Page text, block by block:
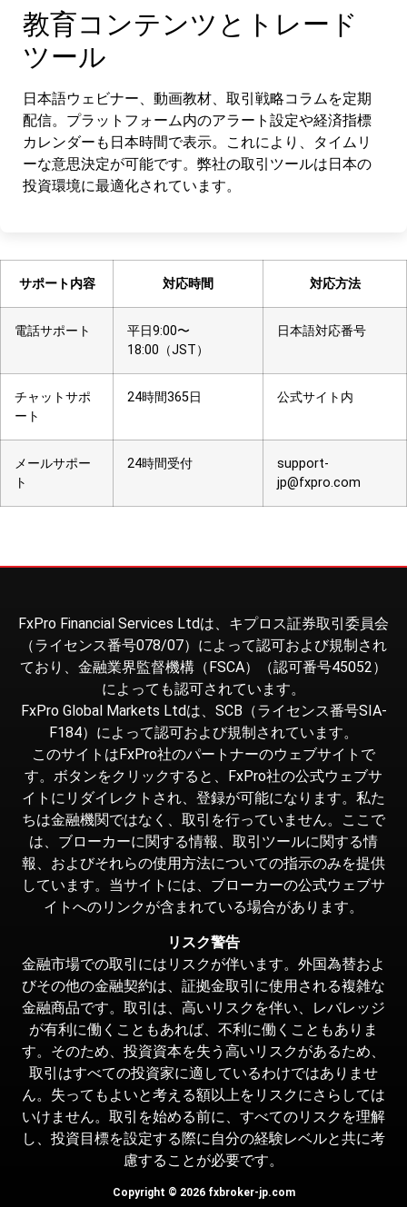
教育コンテンツとトレード
ツール
日本語ウェビナー、動画教材、取引戦略コラムを定期
配信。プラットフォーム内のアラート設定や経済指標
カレンダーも日本時間で表示。これにより、タイムリ
ーな意思決定が可能です。弊社の取引ツールは日本の
投資環境に最適化されています。
サポート内容 対応時間 対応方法
電話サポート
平日9:00〜
18:00（JST）
日本語対応番号
チャットサポ
ート
24時間365日 公式サイト内
メールサポー
ト
24時間受付
support-
jp@fxpro.com
FxPro Financial Services Ltdは、キプロス証券取引委員会
（ライセンス番号078/07）によって認可および規制され
ており、金融業界監督機構（FSCA）（認可番号45052）
によっても認可されています。
FxPro Global Markets Ltdは、SCB（ライセンス番号SIA-
F184）によって認可および規制されています。
このサイトはFxPro社のパートナーのウェブサイトで
す。ボタンをクリックすると、FxPro社の公式ウェブサ
イトにリダイレクトされ、登録が可能になります。私た
ちは金融機関ではなく、取引を行っていません。ここで
は、ブローカーに関する情報、取引ツールに関する情
報、およびそれらの使用方法についての指示のみを提供
しています。当サイトには、ブローカーの公式ウェブサ
イトへのリンクが含まれている場合があります。
リスク警告
金融市場での取引にはリスクが伴います。外国為替およ
びその他の金融契約は、証拠金取引に使用される複雑な
金融商品です。取引は、高いリスクを伴い、レバレッジ
が有利に働くこともあれば、不利に働くこともありま
す。そのため、投資資本を失う高いリスクがあるため、
取引はすべての投資家に適しているわけではありませ
ん。失ってもよいと考える額以上をリスクにさらしては
いけません。取引を始める前に、すべてのリスクを理解
し、投資目標を設定する際に自分の経験レベルと共に考
慮することが必要です。
Copyright © 2026 fxbroker-jp.com